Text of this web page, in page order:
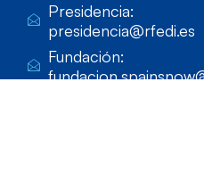
Presidencia:
presidencia@rfedi.es
Fundación: